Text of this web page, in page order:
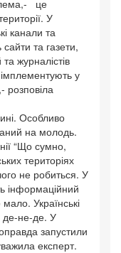
це
У
канали та
та газети,
журналістів
у
розповіла
Особливо
на молодь.
“Що сумно,
територіях
не робиться. У
інформаційний
Українські
де-не-де. У
запустили
експерт.